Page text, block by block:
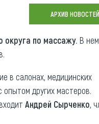
Блог
АРХИВ НОВОСТЕЙ
округа по массажу. В нем
в салонах, медицинских
опытом других мастеров.
Андрей Сырченко,